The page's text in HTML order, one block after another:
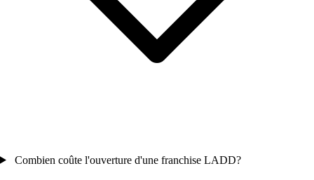
Combien coûte l'ouverture d'une franchise LADD?